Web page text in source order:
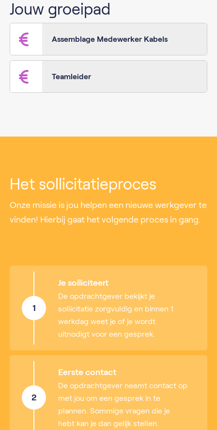
Jouw groeipad
Assemblage Medewerker Kabels
Teamleider
Het sollicitatieproces
Onze missie is jou helpen een nieuwe werkgever te
vinden! Hierbij gaat het volgende proces in gang.
1
Je solliciteert
De opdrachtgever bekijkt je
sollicitatie zorgvuldig en binnen 1
werkdag weet je of je wordt
uitnodigt voor een gesprek.
2
Eerste contact
De opdrachtgever neemt contact op
met jou om een gesprek in te
plannen. Sommige vragen die je
hebt kan je dan gelijk stellen.